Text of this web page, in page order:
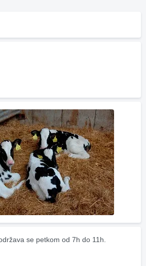
se petkom od 7h do 11h.